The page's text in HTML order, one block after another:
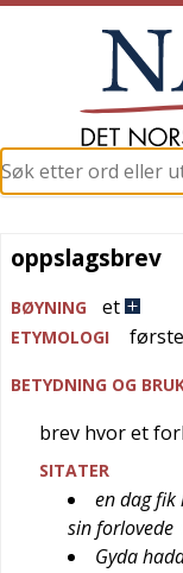
oppslagsbrev
BØYNING et
ETYMOLOGI
BETYDNING OG
brev hvor et
SITATER
en dag fik
sin forlovede
Gyda